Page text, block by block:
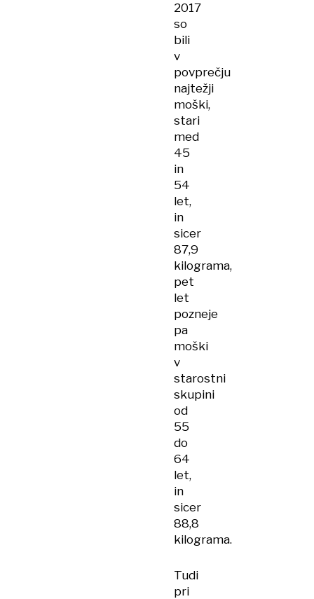
2017
so
bili
v
povprečju
najtežji
moški,
stari
med
45
in
54
let,
in
sicer
87,9
kilograma,
pet
let
pozneje
pa
moški
v
starostni
skupini
od
55
do
64
let,
in
sicer
88,8
kilograma.
Tudi
pri